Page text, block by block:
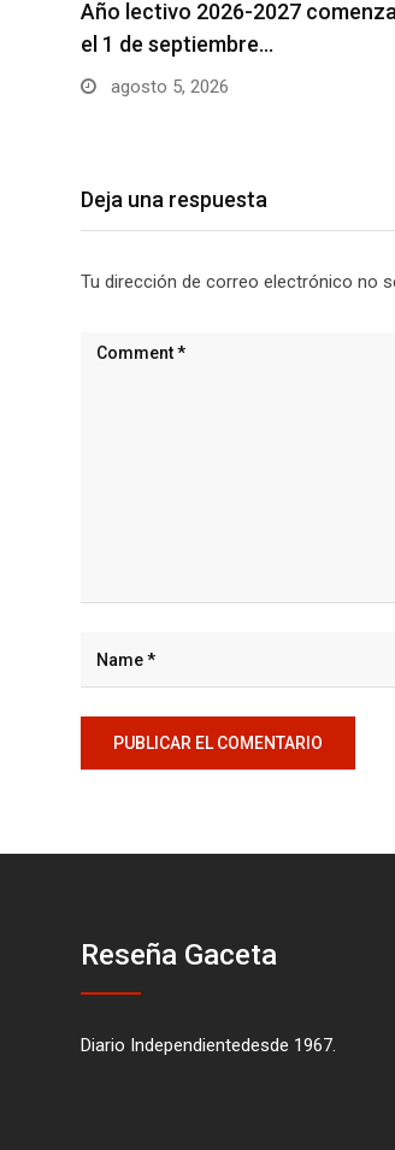
Año lectivo 2026-2027
el 1 de septiembre…
agosto 5, 2026
Deja una respuesta
Tu dirección de correo electrónico no
Reseña Gaceta
Diario Independientedesde 1967.